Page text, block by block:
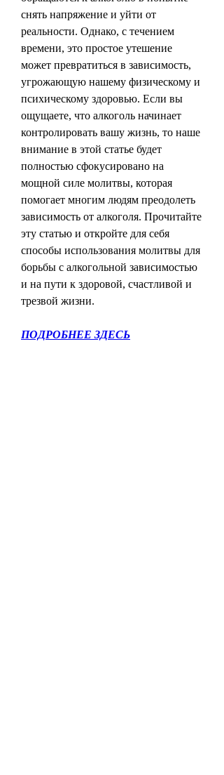
снять напряжение и уйти от
реальности. Однако, с течением
времени, это простое утешение
может превратиться в зависимость,
угрожающую нашему физическому и
психическому здоровью. Если вы
ощущаете, что алкоголь начинает
контролировать вашу жизнь, то наше
внимание в этой статье будет
полностью сфокусировано на
мощной силе молитвы, которая
помогает многим людям преодолеть
зависимость от алкоголя. Прочитайте
эту статью и откройте для себя
способы использования молитвы для
борьбы с алкогольной зависимостью
и на пути к здоровой, счастливой и
трезвой жизни.
ПОДРОБНЕЕ ЗДЕСЬ